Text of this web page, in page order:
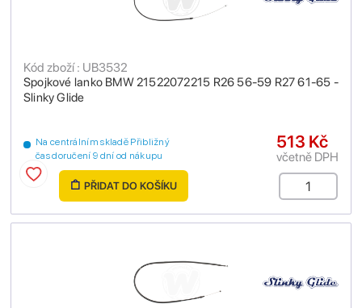
Spojkové lanko BMW 21522072215 R26 56-59 R27 61-65 -
Slinky Glide
Kód zboží : UB3532
Na centrálním skladě Přibližný
čas doručení 9 dní od nákupu
513 Kč
včetně DPH
PŘIDAT DO KOŠÍKU